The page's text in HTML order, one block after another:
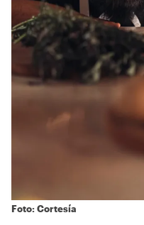
Foto: Cortesía